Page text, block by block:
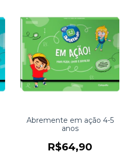
Abremente em ação 4-5
anos
R$64,90